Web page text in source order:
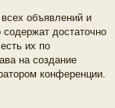
объявлений и
достаточно
их по
на создание
конференции.